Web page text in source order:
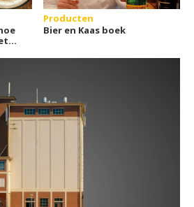
Producten
Bier en Kaas boek